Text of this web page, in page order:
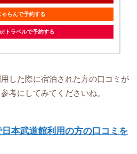
ゃらんで予約する
トラベルで予約する
した際に宿泊された方の口コミが
考にしてみてくださいね。
本武道館利用の方の口コミを